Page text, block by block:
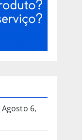
Agosto 6,